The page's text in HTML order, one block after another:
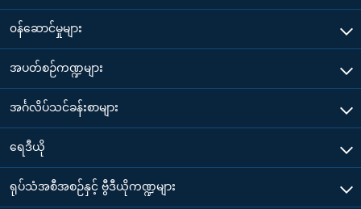
၀န်ဆောင်မှုများ
အပတ်စဉ်ကဏ္ဍများ
အင်္ဂလိပ်သင်ခန်းစာများ
ရေဒီယို
ရုပ်သံအစီအစဉ်နှင့် ဗွီဒီယိုကဏ္ဍများ